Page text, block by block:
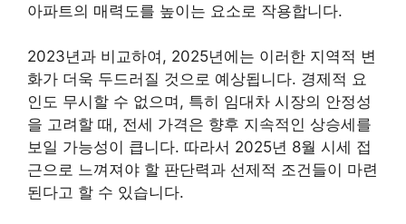
아파트의 매력도를 높이는 요소로 작용합니다.
2023년과 비교하여, 2025년에는 이러한 지역적 변
화가 더욱 두드러질 것으로 예상됩니다. 경제적 요
인도 무시할 수 없으며, 특히 임대차 시장의 안정성
을 고려할 때, 전세 가격은 향후 지속적인 상승세를
보일 가능성이 큽니다. 따라서 2025년 8월 시세 접
근으로 느껴져야 할 판단력과 선제적 조건들이 마련
된다고 할 수 있습니다.